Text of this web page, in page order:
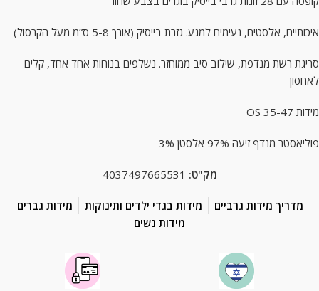
איכותיים, אלסטים, נעימים למגע. גזרת בייסיק (אורך 5-8 ס”מ מעל הקרסול)
סריגת רשת מנדפת, שילוב סיב ממוחזר. נשלפים בנוחות אחד אחד, קלים
לאחסון
מידות 35-47 OS
פוליאסטר מנדף זיעה 97% אלסטן 3%
מק"ט: 4037497665531
מדריך מידות גרביים מידות בגדי ילדים ותינוקות
מידות גברים
מידות נשים